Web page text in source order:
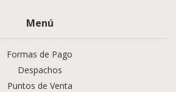
Menú
Formas de Pago
Despachos
Puntos de Venta